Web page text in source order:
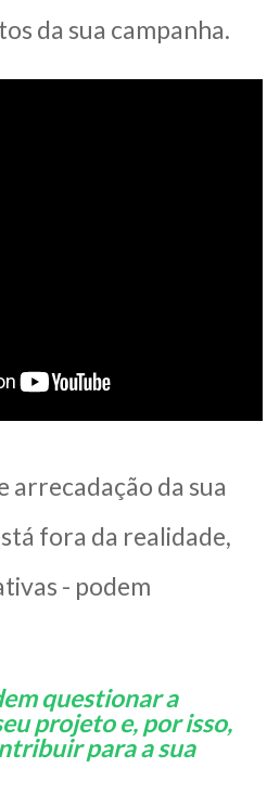
da sua campanha.
arrecadação da sua
fora da realidade,
- podem
questionar a
projeto e, por isso,
para a sua